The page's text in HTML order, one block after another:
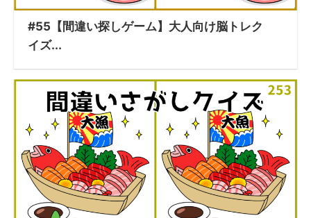
#55【間違い探しゲーム】大人向け脳トレク
イズ...